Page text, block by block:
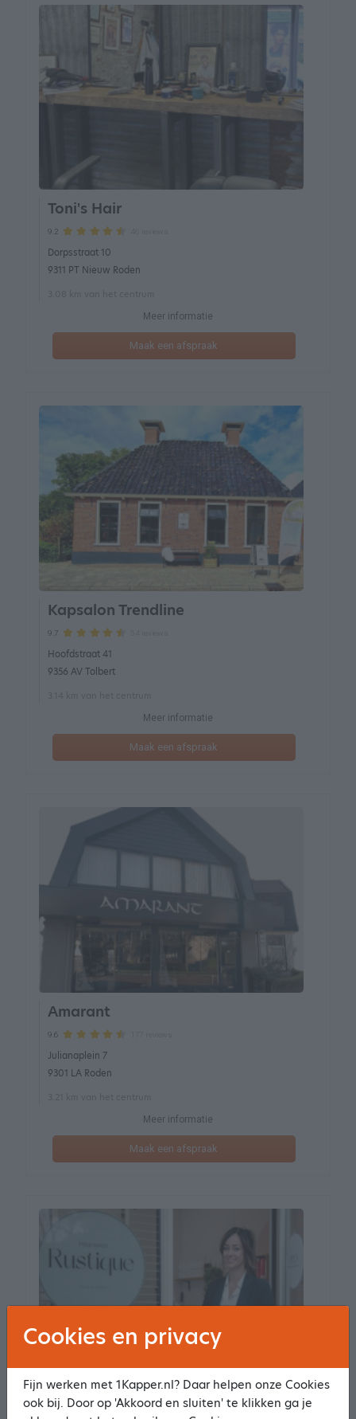
Toni's Hair
9.2
Dorpsstraat 10
9311 PT Nieuw Roden
Meer informatie
Maak een afspraak
Kapsalon Trendline
9.7
Hoofdstraat 41
9356 AV Tolbert
Meer informatie
Maak een afspraak
Amarant
9.6
Julianaplein 7
9301 LA Roden
Meer informatie
Maak een afspraak
Haarsalon Rustique
Cookies en privacy
Fijn werken met 1Kapper.nl? Daar helpen onze Cookies
ook bij. Door op 'Akkoord en sluiten' te klikken ga je